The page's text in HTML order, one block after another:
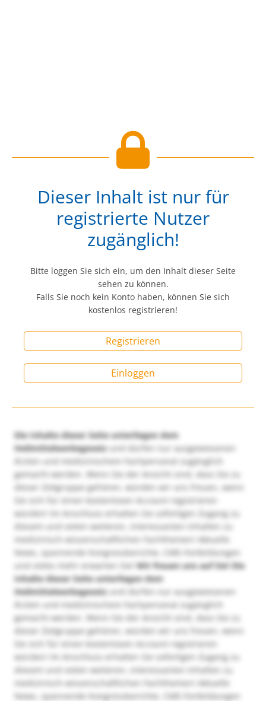
Dieser Inhalt ist nur für
registrierte Nutzer
zugänglich!
Bitte loggen Sie sich ein, um den Inhalt dieser Seite
sehen zu können.
Falls Sie noch kein Konto haben, können Sie sich
kostenlos registrieren!
Registrieren
Einloggen
Die Inhalte dieser Seite unterliegen dem
Heilmittelwerbegesetzund dürfen nur ausgewiesenen
Ärzten und medizinischem Fachpersonal zugänglich
gemacht werden. Wenn Sie der Ansicht sind, dass Sie zu
dieser Zielgruppe gehören, würden wir uns freuen, wenn
Sie sich für einen kostenlosen Account registrieren
würden! Im Anschluss erhalten Sie sofortigen Zugang zu
diesem und vielen weiteren, interessanten Inhalten zu
medizinisch-wissenschaftlichen Fachthemen! Aktuelle
News, spannende Kongressberichte, CME-Fortbildungen
und vieles mehr erwarten Sie!Wir freuen uns auf Sie! Die
Inhalte dieser Seite unterliegen dem
Heilmittelwerbegesetzund dürfen nur ausgewiesenen
Ärzten und medizinischem Fachpersonal zugänglich
gemacht werden. Wenn Sie der Ansicht sind, dass Sie zu
dieser Zielgruppe gehören, würden wir uns freuen, wenn
Sie sich für einen kostenlosen Account registrieren
würden! Im Anschluss erhalten Sie sofortigen Zugang zu
diesem und vielen weiteren, interessanten Inhalten zu
medizinisch-wissenschaftlichen Fachthemen! Aktuelle
News, spannende Kongressberichte, CME-Fortbildungen